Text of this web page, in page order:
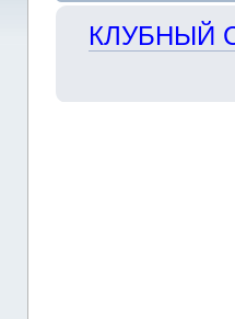
КЛУБНЫЙ